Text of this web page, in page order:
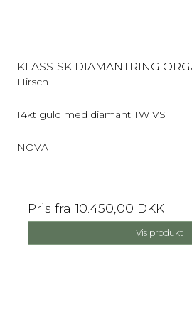
KLASSISK DIAMANTRING
Hirsch
14kt guld med diamant TW VS
NOVA
Pris fra 10.450,00 DKK
Vis produkt